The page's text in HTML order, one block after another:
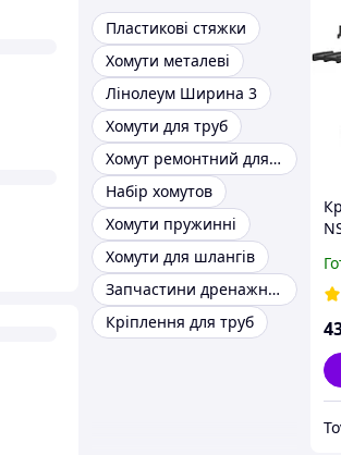
Пластикові стяжки
Хомути металеві
Лінолеум Ширина 3
Хомути для труб
Хомут ремонтний для труб
Набір хомутов
Хомути пружинні
Хомути для шлангів
Запчастини дренажних і фекальних насосів
Кріплення для труб